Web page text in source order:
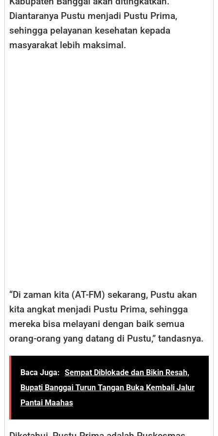
Diantaranya Pustu menjadi Pustu Prima,
sehingga pelayanan kesehatan kepada
masyarakat lebih maksimal.
“Di zaman kita (AT-FM) sekarang, Pustu akan
kita angkat menjadi Pustu Prima, sehingga
mereka bisa melayani dengan baik semua
orang-orang yang datang di Pustu,” tandasnya.
Baca Juga: Sempat Diblokade dan Bikin Resah,
Bupati Banggai Turun Tangan Buka Kembali Jalur
Pantai Maahas